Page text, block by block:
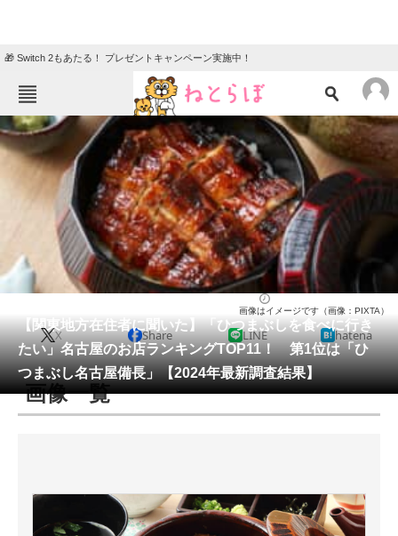
🎁 Switch 2もあたる！ プレゼントキャンペーン実施中！
ねとらぼメニュー
TOP ニュース
クイズ
地域
教育・育児
リサーチ
会員記事
メディア
注目記事を集めた総合ページ
進化するPCとデバイスの未来
【関東地方在住者に聞いた】「ひつまぶしを食べに行き
たい」名古屋のお店ランキングTOP11！ 第1位は「ひ
つまぶし名古屋備長」【2024年最新調査結果】
画像はイメージです（画像：PIXTA）
X Share LINE hatena
画像一覧